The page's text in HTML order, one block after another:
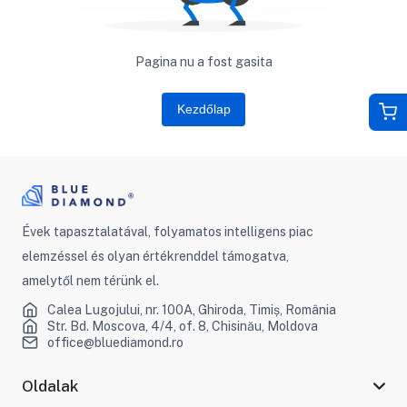
Pagina nu a fost gasita
Kezdőlap
Évek tapasztalatával, folyamatos intelligens piac
elemzéssel és olyan értékrenddel támogatva,
amelytől nem térünk el.
Calea Lugojului, nr. 100A, Ghiroda, Timiș, România
Str. Bd. Moscova, 4/4, of. 8, Chisinău, Moldova
office@bluediamond.ro
Oldalak